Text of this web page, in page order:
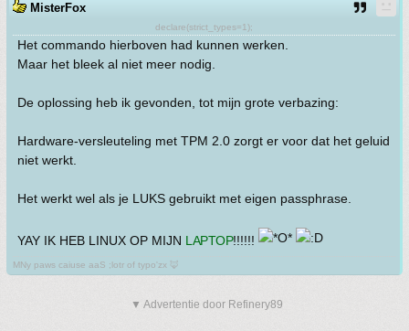
MisterFox
declare(strict_types=1);
Het commando hierboven had kunnen werken.
Maar het bleek al niet meer nodig.
De oplossing heb ik gevonden, tot mijn grote verbazing:
Hardware-versleuteling met TPM 2.0 zorgt er voor dat het geluid
niet werkt.
Het werkt wel als je LUKS gebruikt met eigen passphrase.
YAY IK HEB LINUX OP MIJN LAPTOP!!!!!!
MNy paws caiuse aaS ;lotr of typo'zx 🦊
▼ Advertentie door Refinery89